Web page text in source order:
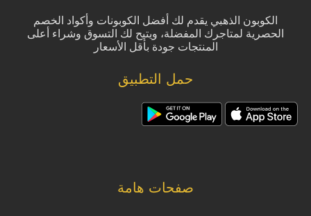
الكوبون الذهبي يقدم لك أفضل الكوبونات وأكواد الخصم
الحصرية لمتاجرك المفضلة، ويتيح لك التسوق وشراء أعلى
المنتجات جودة بأقل الأسعار
حمل التطبيق
صفحات هامة